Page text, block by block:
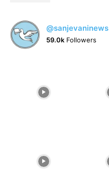
@sanjevaninews
59.0k Followers